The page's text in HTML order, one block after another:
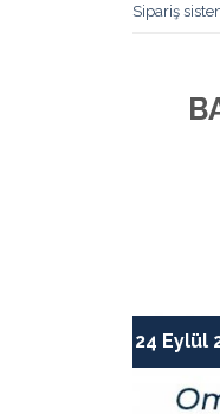
Sipariş
24 Eylül